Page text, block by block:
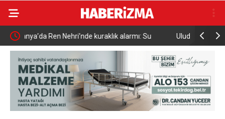
Uludağ’da çıkan orman yangını söndürüldü MGK 6
Güvenlik